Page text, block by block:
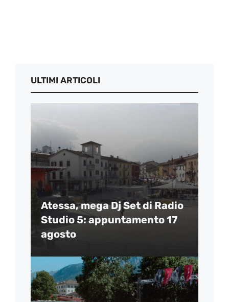
ULTIMI ARTICOLI
Atessa, mega Dj Set di Radio
Studio 5: appuntamento 17
agosto